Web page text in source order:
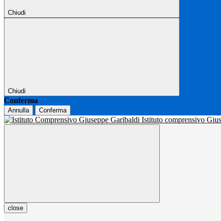
Chiudi
Chiudi
Conferma
Annulla Conferma
Istituto comprensivo
close